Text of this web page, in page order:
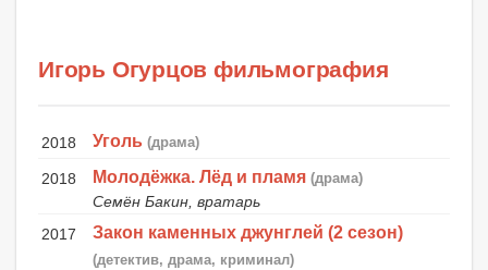
Игорь Огурцов фильмография
2018 Уголь (драма)
2018 Молодёжка. Лёд и пламя (драма)
Семён Бакин, вратарь
2017
Закон каменных джунглей (2 сезон)
(детектив, драма, криминал)